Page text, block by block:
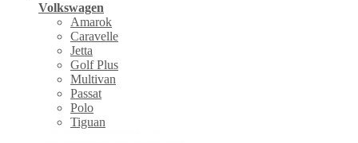
Volkswagen
Amarok
Caravelle
Jetta
Golf Plus
Multivan
Passat
Polo
Tiguan